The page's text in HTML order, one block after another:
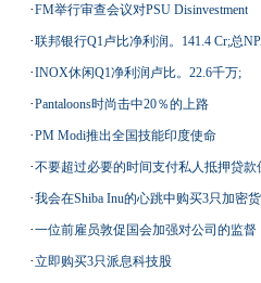
·FM举行审查会议对PSU Disinvestment
·联邦银行Q1卢比净利润。141.4 Cr;总
为2.59％
·INOX休闲Q1净利润卢比。22.6千万;
EBITDA利润率为18.7％
·Pantaloons时尚击中20％的上路
·PM Modi推出全国技能印度使命
·不要超过必要的时间支付私人抵押贷款
险
·我会在Shiba Inu的心跳中购买3只加密
股票
·一位前雇员敦促国会加强对公司的监督
·立即购买3只派息科技股